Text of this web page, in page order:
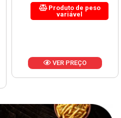
Produto de peso
variável
VER PREÇO